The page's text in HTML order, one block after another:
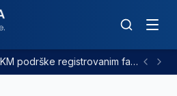
ZDK odobrio 2,38 miliona KM podrške registrovanim farmama goveda